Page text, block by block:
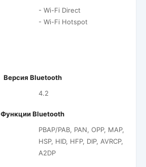
- Wi-Fi Direct
- Wi-Fi Hotspot
Версия Bluetooth
4.2
Функции Bluetooth
PBAP/PAB, PAN, OPP, MAP,
HSP, HID, HFP, DIP, AVRCP,
A2DP